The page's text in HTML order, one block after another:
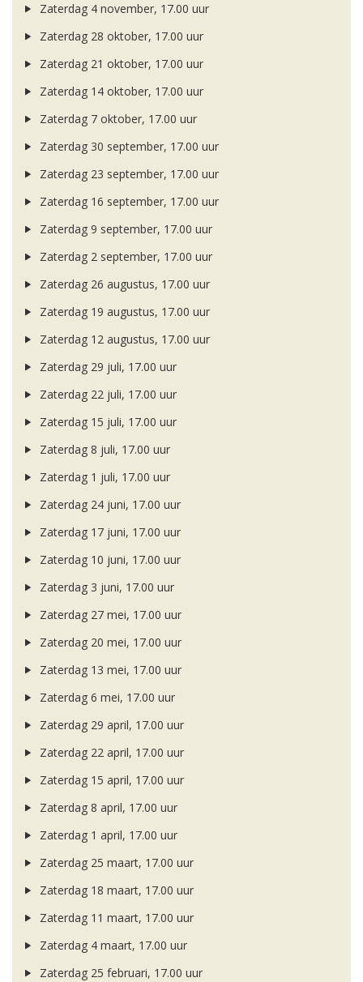
Zaterdag 4 november, 17.00 uur
Zaterdag 28 oktober, 17.00 uur
Zaterdag 21 oktober, 17.00 uur
Zaterdag 14 oktober, 17.00 uur
Zaterdag 7 oktober, 17.00 uur
Zaterdag 30 september, 17.00 uur
Zaterdag 23 september, 17.00 uur
Zaterdag 16 september, 17.00 uur
Zaterdag 9 september, 17.00 uur
Zaterdag 2 september, 17.00 uur
Zaterdag 26 augustus, 17.00 uur
Zaterdag 19 augustus, 17.00 uur
Zaterdag 12 augustus, 17.00 uur
Zaterdag 29 juli, 17.00 uur
Zaterdag 22 juli, 17.00 uur
Zaterdag 15 juli, 17.00 uur
Zaterdag 8 juli, 17.00 uur
Zaterdag 1 juli, 17.00 uur
Zaterdag 24 juni, 17.00 uur
Zaterdag 17 juni, 17.00 uur
Zaterdag 10 juni, 17.00 uur
Zaterdag 3 juni, 17.00 uur
Zaterdag 27 mei, 17.00 uur
Zaterdag 20 mei, 17.00 uur
Zaterdag 13 mei, 17.00 uur
Zaterdag 6 mei, 17.00 uur
Zaterdag 29 april, 17.00 uur
Zaterdag 22 april, 17.00 uur
Zaterdag 15 april, 17.00 uur
Zaterdag 8 april, 17.00 uur
Zaterdag 1 april, 17.00 uur
Zaterdag 25 maart, 17.00 uur
Zaterdag 18 maart, 17.00 uur
Zaterdag 11 maart, 17.00 uur
Zaterdag 4 maart, 17.00 uur
Zaterdag 25 februari, 17.00 uur